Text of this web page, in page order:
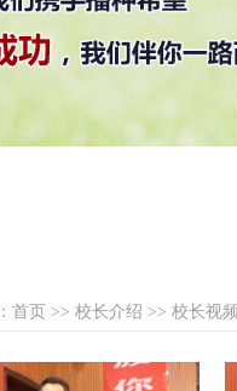
首页 >> 校长介绍 >> 校长视频